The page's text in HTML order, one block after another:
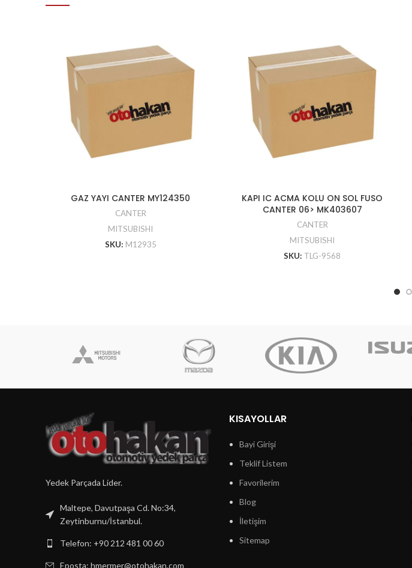
GAZ YAYI CANTER MY124350
CANTER
MITSUBISHI
SKU: M12935
KAPI IC ACMA KOLU ON SOL FUSO
CANTER 06> MK403607
CANTER
MITSUBISHI
SKU: TLG-9568
Yedek Parçada Lider.
Maltepe, Davutpaşa Cd. No:34,
Zeytinburnu/İstanbul.
Telefon: +90 212 481 00 60
Eposta: hmermer@otohakan.com
KISAYOLLAR
Bayi Girişi
Teklif Listem
Favorilerim
Blog
İletişim
Sitemap